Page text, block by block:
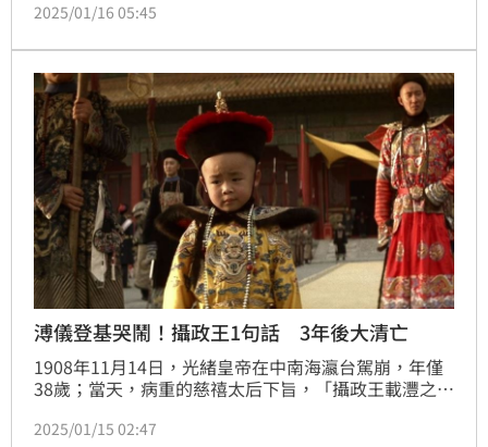
當左宗棠已屆古稀之年，與一位年僅十七歲的小妾步入
理解，為何一位功勳卓著的封疆大吏，會娶一位如此年
輕的女子為妾。（記者唐家興）
2025/01/16 05:45
溥儀登基哭鬧！攝政王1句話 3年後大清亡
1908年11月14日，光緒皇帝在中南海瀛台駕崩，年僅
38歲；當天，病重的慈禧太后下旨，「攝政王載灃之子
周後，12月2日，溥儀的登基大典開始，這是滿清王朝
2025/01/15 02:47